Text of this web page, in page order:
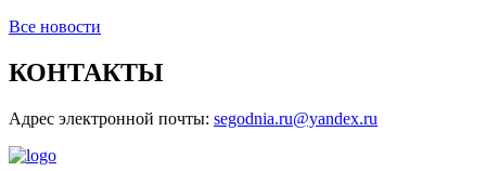
Все новости
КОНТАКТЫ
Адрес электронной почты: segodnia.ru@yandex.ru